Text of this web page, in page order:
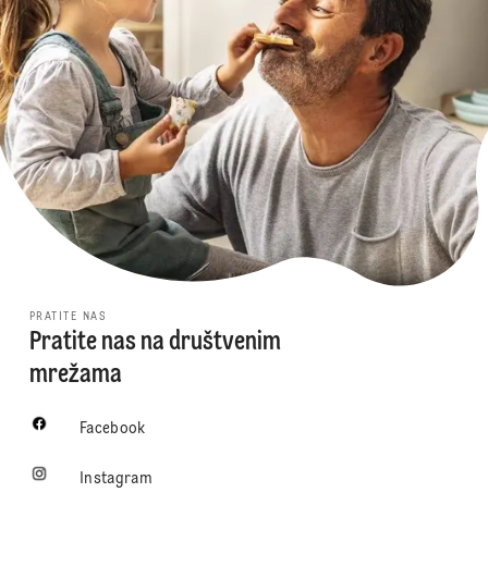
PRATITE NAS
Pratite nas na društvenim
mrežama
Facebook
Instagram